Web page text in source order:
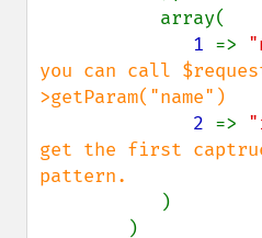
1 =>
you can call
>getParam("name")
2 =>
get the first
pattern.
)